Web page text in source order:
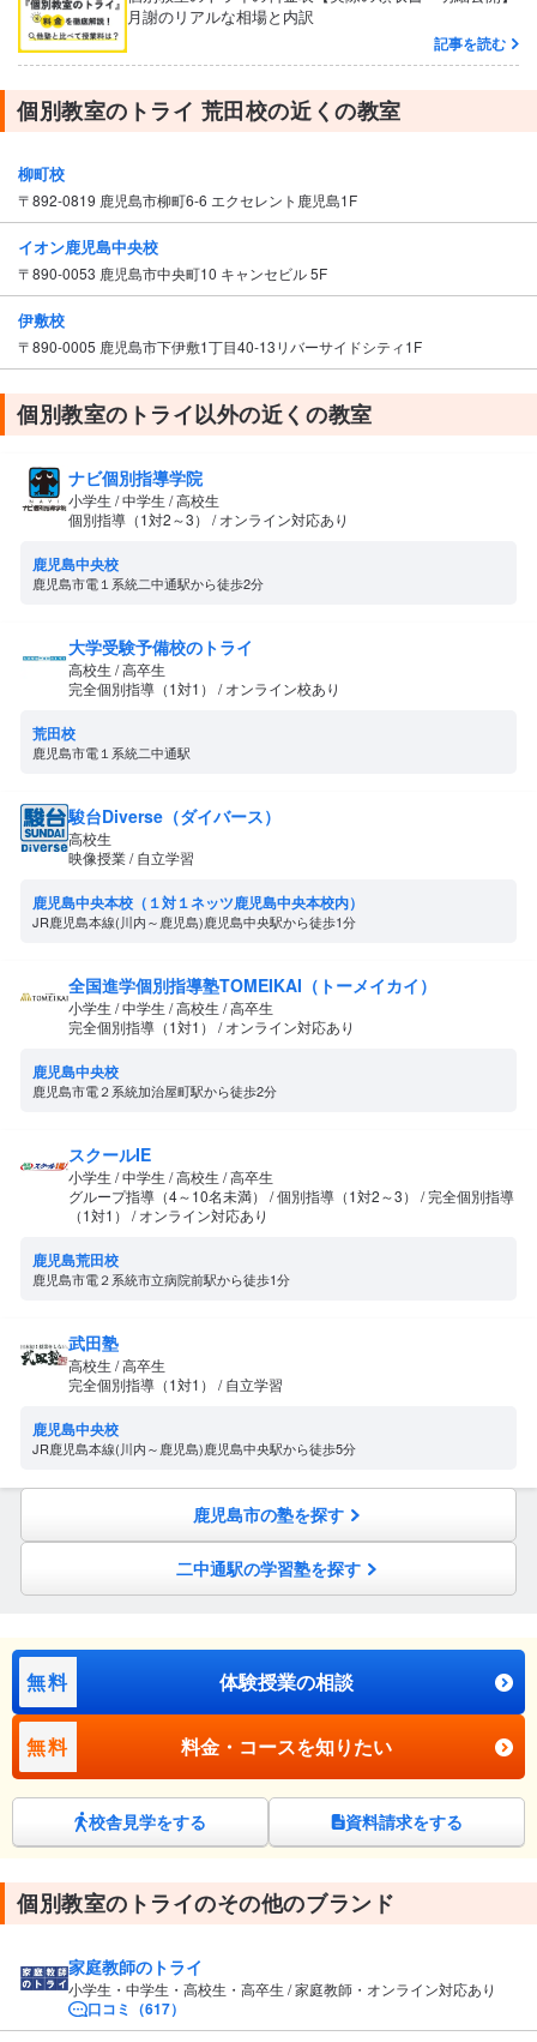
月謝のリアルな相場と内訳
記事を読む
個別教室のトライ 荒田校の近くの教室
柳町校
〒892-0819 鹿児島市柳町6-6 エクセレント鹿児島1F
イオン鹿児島中央校
〒890-0053 鹿児島市中央町10 キャンセビル 5F
伊敷校
〒890-0005 鹿児島市下伊敷1丁目40-13リバーサイドシティ1F
個別教室のトライ以外の近くの教室
ナビ個別指導学院
小学生 / 中学生 / 高校生
個別指導（1対2～3） / オンライン対応あり
鹿児島中央校
鹿児島市電１系統二中通駅から徒歩2分
大学受験予備校のトライ
高校生 / 高卒生
完全個別指導（1対1） / オンライン校あり
荒田校
鹿児島市電１系統二中通駅
駿台Diverse（ダイバース）
高校生
映像授業 / 自立学習
鹿児島中央本校（１対１ネッツ鹿児島中央本校内）
JR鹿児島本線(川内～鹿児島)鹿児島中央駅から徒歩1分
全国進学個別指導塾TOMEIKAI（トーメイカイ）
小学生 / 中学生 / 高校生 / 高卒生
完全個別指導（1対1） / オンライン対応あり
鹿児島中央校
鹿児島市電２系統加治屋町駅から徒歩2分
スクールIE
小学生 / 中学生 / 高校生 / 高卒生
グループ指導（4～10名未満） / 個別指導（1対2～3） / 完全個別指導
（1対1） / オンライン対応あり
鹿児島荒田校
鹿児島市電２系統市立病院前駅から徒歩1分
武田塾
高校生 / 高卒生
完全個別指導（1対1） / 自立学習
鹿児島中央校
JR鹿児島本線(川内～鹿児島)鹿児島中央駅から徒歩5分
鹿児島市の塾を探す
二中通駅の学習塾を探す
無料 体験授業の相談
無料 料金・コースを知りたい
校舎見学をする 資料請求をする
個別教室のトライのその他のブランド
家庭教師のトライ
小学生・中学生・高校生・高卒生 / 家庭教師・オンライン対応あり
口コミ（617）